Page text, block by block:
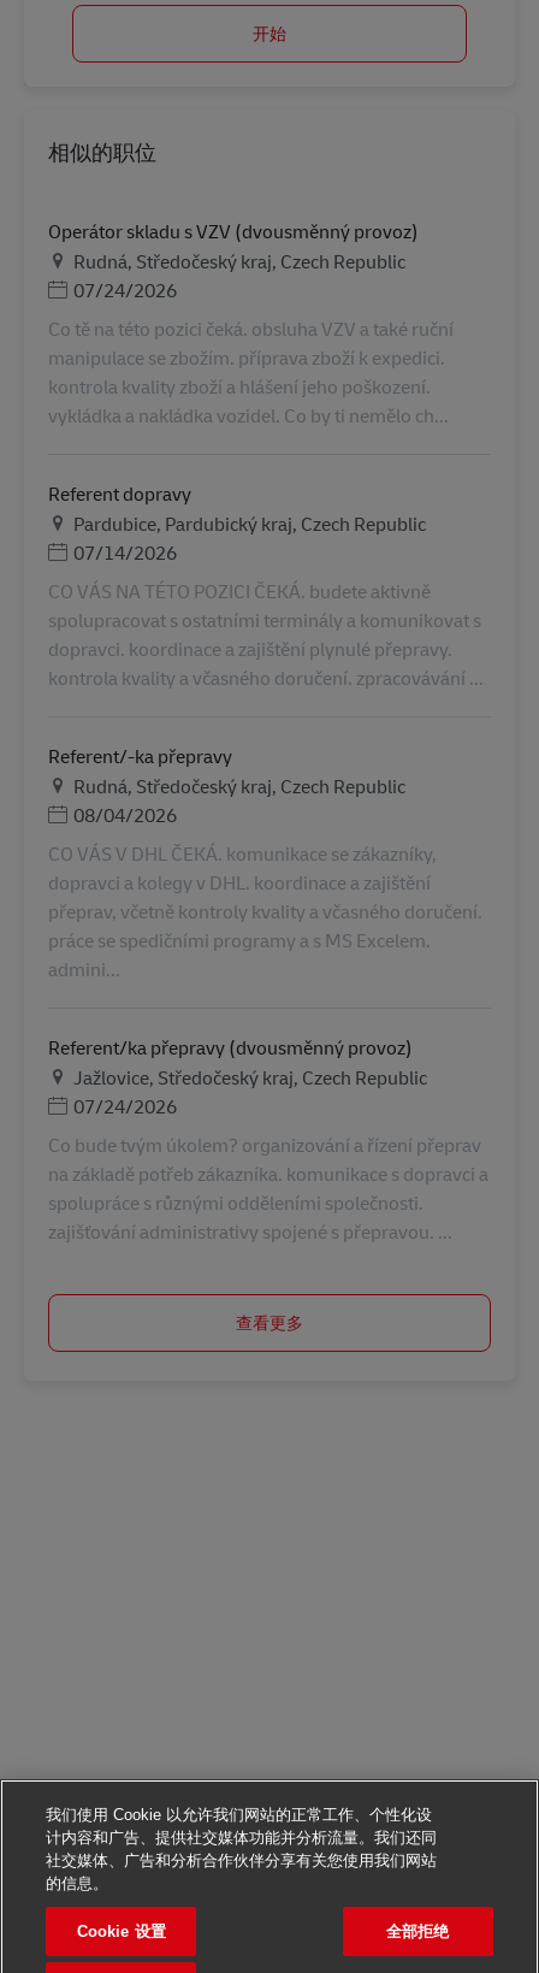
申请该职位
开始
相似的职位
Operátor skladu s VZV (dvousměnný provoz)
地点Rudná, Středočeský kraj, Czech Republic
Posted Date
07/24/2026
Co tě na této pozici čeká. obsluha VZV a také ruční
manipulace se zbožím. příprava zboží k expedici.
kontrola kvality zboží a hlášení jeho poškození.
vykládka a nakládka vozidel. Co by ti nemělo ch...
Referent dopravy
地点Pardubice, Pardubický kraj, Czech Republic
Posted Date
07/14/2026
CO VÁS NA TÉTO POZICI ČEKÁ. budete aktivně
spolupracovat s ostatními terminály a komunikovat s
dopravci. koordinace a zajištění plynulé přepravy.
kontrola kvality a včasného doručení. zpracovávání ...
Referent/-ka přepravy
地点Rudná, Středočeský kraj, Czech Republic
Posted Date
08/04/2026
CO VÁS V DHL ČEKÁ. komunikace se zákazníky,
dopravci a kolegy v DHL. koordinace a zajištění
přeprav, včetně kontroly kvality a včasného doručení.
práce se spedičními programy a s MS Excelem.
admini...
Referent/ka přepravy (dvousměnný provoz)
地点Jažlovice, Středočeský kraj, Czech Republic
Posted Date
07/24/2026
Co bude tvým úkolem? organizování a řízení přeprav
na základě potřeb zákazníka. komunikace s dopravci a
spolupráce s různými odděleními společnosti.
zajišťování administrativy spojené s přepravou. ...
查看更多
我们使用 Cookie 以允许我们网站的正常工作、个性化设
计内容和广告、提供社交媒体功能并分析流量。我们还同
社交媒体、广告和分析合作伙伴分享有关您使用我们网站
的信息。
Cookie 设置 全部拒绝